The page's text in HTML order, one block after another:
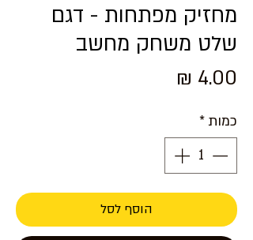
מחזיק מפתחות - דגם
שלט משחק מחשב
כמות*
הוסף לסל